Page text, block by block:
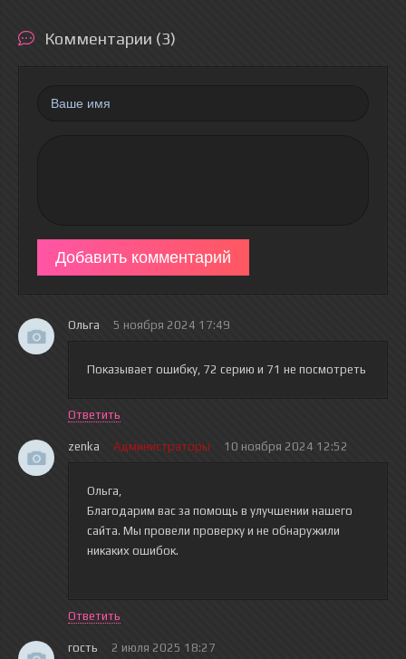
Комментарии (3)
Добавить комментарий
Ольга 5 ноября 2024 17:49
Показывает ошибку, 72 серию и 71 не посмотреть
Ответить
zenka Администраторы 10 ноября 2024 12:52
Ольга,
Благодарим вас за помощь в улучшении нашего
сайта. Мы провели проверку и не обнаружили
никаких ошибок.
Ответить
гость 2 июля 2025 18:27